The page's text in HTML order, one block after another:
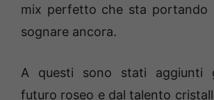
mix perfetto che sta portando
sognare ancora.
A questi sono stati aggiunti
futuro roseo e dal talento